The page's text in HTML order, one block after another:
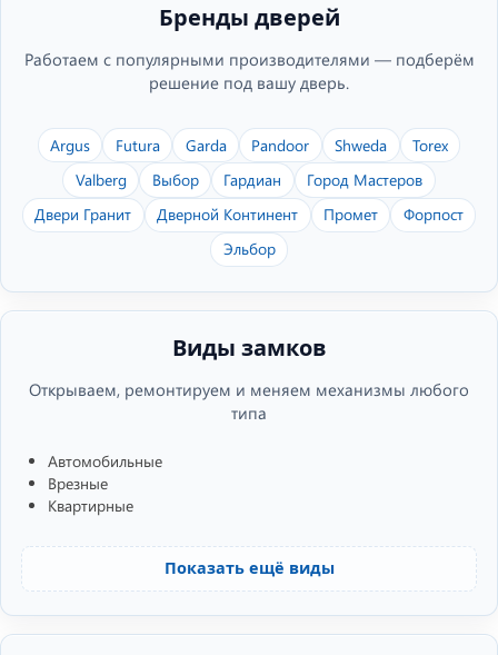
Бренды дверей
Работаем с популярными производителями — подберём
решение под вашу дверь.
Argus Futura Garda Pandoor Shweda
Torex
Valberg
Выбор Гардиан
Город Мастеров
Двери Гранит
Дверной Континент Промет
Форпост
Эльбор
Виды замков
Открываем, ремонтируем и меняем механизмы любого
типа
Автомобильные
Врезные
Квартирные
Показать ещё виды